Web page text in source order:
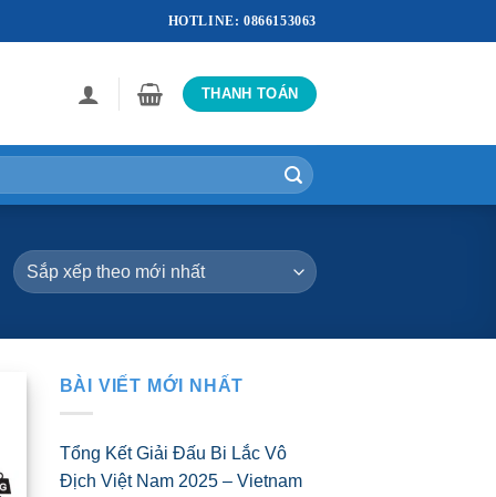
HOTLINE: 0866153063
THANH TOÁN
BÀI VIẾT MỚI NHẤT
Tổng Kết Giải Đấu Bi Lắc Vô
Địch Việt Nam 2025 – Vietnam